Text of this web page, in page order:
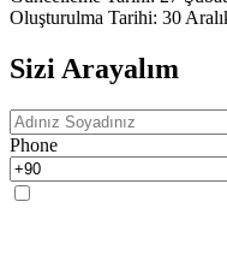
Oluşturulma Tarihi: 30
Sizi Arayalım
Phone